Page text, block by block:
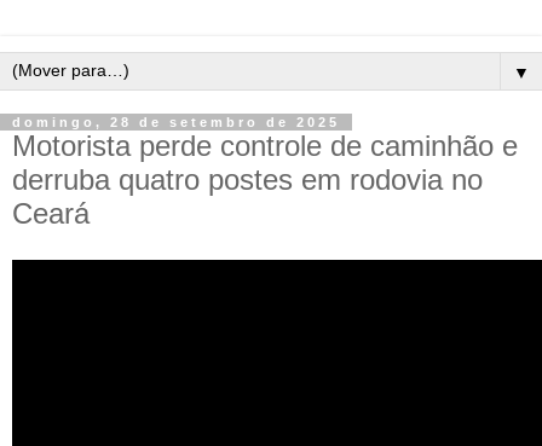
▼
domingo, 28 de setembro de 2025
Motorista perde controle de caminhão e
derruba quatro postes em rodovia no
Ceará